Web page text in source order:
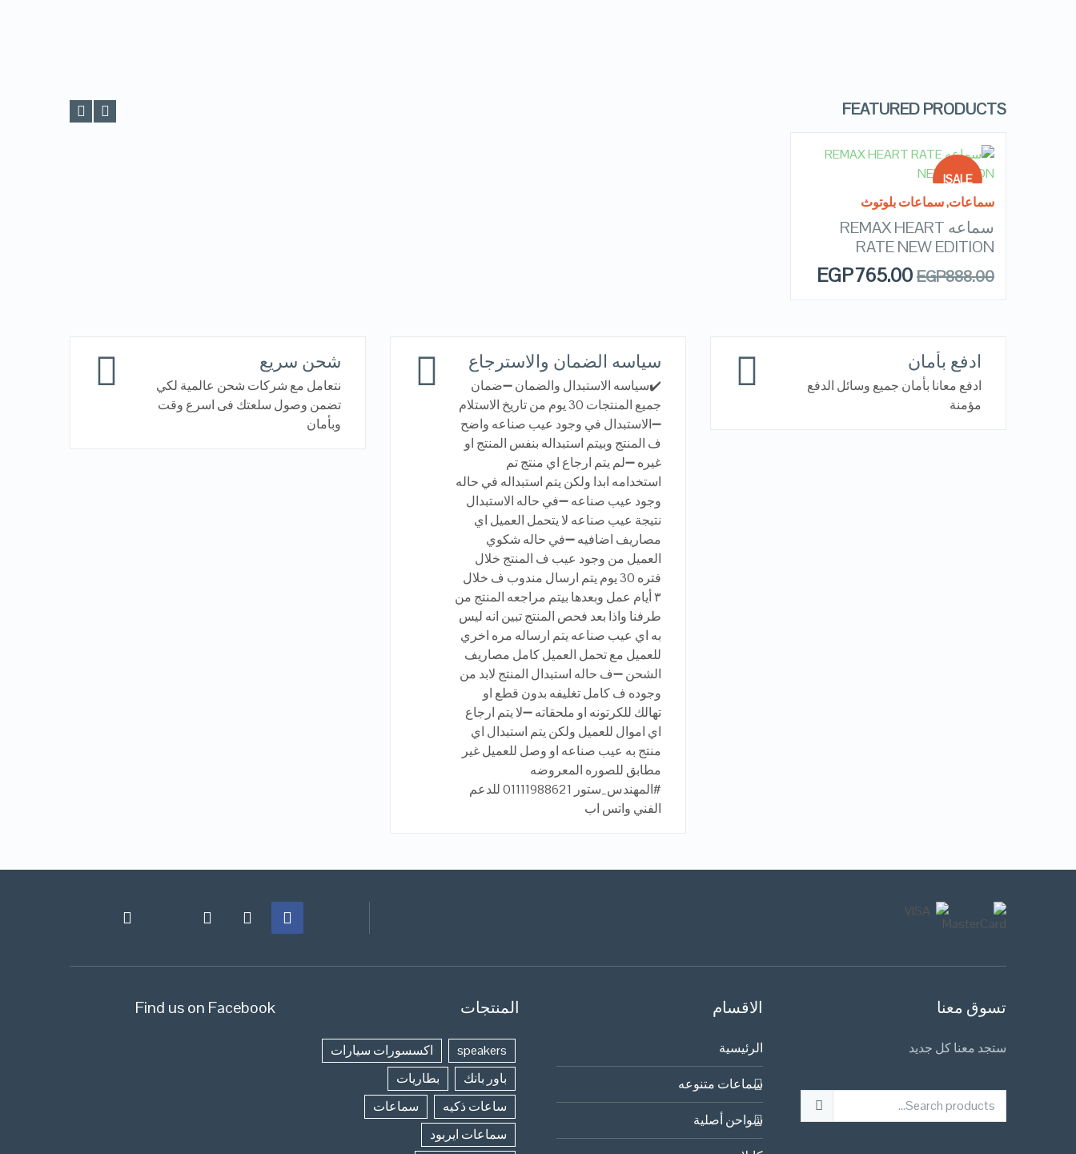
FEATURED PRODUCTS
SALE!
OUT OF
STOCK
QUICK LOOK
سماعات,سماعات بلوتوث
سماعه REMAX HEART
RATE NEW EDITION
EGP888.00
EGP765.00
ادفع بأمان
ادفع معانا بأمان جميع وسائل الدفع
مؤمنة
سياسه الضمان والاسترجاع
✔️سياسه الاستبدال والضمان ➖ضمان
جميع المنتجات 30 يوم من تاريخ الاستلام
➖الاستبدال في وجود عيب صناعه واضح
ف المنتج وبيتم استبداله بنفس المنتج او
غيره ➖لم يتم ارجاع اي منتج تم
استخدامه ابدا ولكن يتم استبداله في حاله
وجود عيب صناعه ➖في حاله الاستبدال
نتيجة عيب صناعه لا يتحمل العميل اي
مصاريف اضافيه ➖في حاله شكوي
العميل من وجود عيب ف المنتج خلال
فتره 30 يوم يتم ارسال مندوب ف خلال
٣ أيام عمل وبعدها بيتم مراجعه المنتج من
طرفنا واذا بعد فحص المنتج تبين انه ليس
به اي عيب صناعه يتم ارساله مره اخري
للعميل مع تحمل العميل كامل مصاريف
الشحن ➖ف حاله استبدال المنتج لابد من
وجوده ف كامل تغليفه بدون قطع او
تهالك للكرتونه او ملحقاته ➖لا يتم ارجاع
اي اموال للعميل ولكن يتم استبدال اي
منتج به عيب صناعه او وصل للعميل غير
مطابق للصوره المعروضه
#المهندس_ستور 01111988621 للدعم
الفني واتس اب
شحن سريع
نتعامل مع شركات شحن عالمية لكي
تضمن وصول سلعتك فى اسرع وقت
وبأمان
تسوق معنا
ستجد معنا كل جديد
الاقسام
الرئيسية
سماعات متنوعه
شواحن أصلية
المنتجات
speakers
اكسسورات سيارات
باور بانك
بطاريات
ساعات ذكيه
سماعات
سماعات ايربود
Find us on Facebook